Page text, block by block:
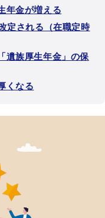
年金が増える
定される（在職定時
遺族厚生年金」の保
くなる